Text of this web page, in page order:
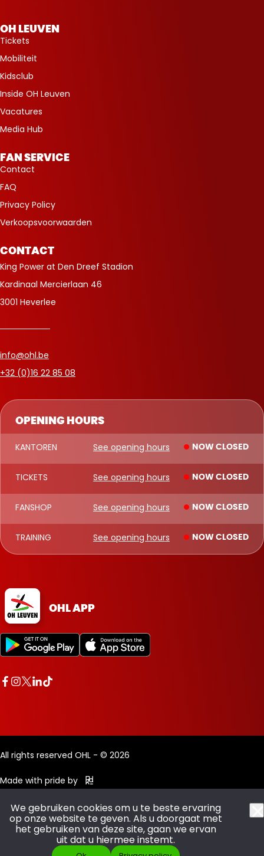
OPENING HOURS
KANTOREN See opening hours NOW CLOSED
TICKETS See opening hours NOW CLOSED
FANSHOP See opening hours NOW CLOSED
TRAINING See opening hours NOW CLOSED
OH LEUVEN
Tickets
Mobiliteit
Kidsclub
Inside OH Leuven
Vacatures
Media Hub
FAN SERVICE
Contact
FAQ
Privacy Policy
Verkoopsvoorwaarden
CONTACT
King Power at Den Dreef Stadion
Kardinaal Mercierlaan 46
3001 Heverlee
info@ohl.be
+32 (0)16 22 85 08
OHL APP
All rights reserved OHL - © 2026
Made with pride by
We gebruiken cookies om u te beste ervaring
op onze website te geven. Als u doorgaat met
het gebruiken van deze site, gaan we ervan
uit dat u hiermee instemt.